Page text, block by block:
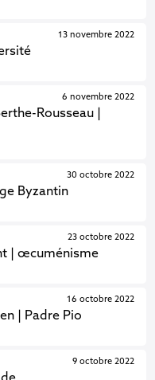
13 novembre 2022
Rousseau |
6 novembre 2022
Byzantin
30 octobre 2022
| œcuménisme
23 octobre 2022
| Padre Pio
16 octobre 2022
9 octobre 2022